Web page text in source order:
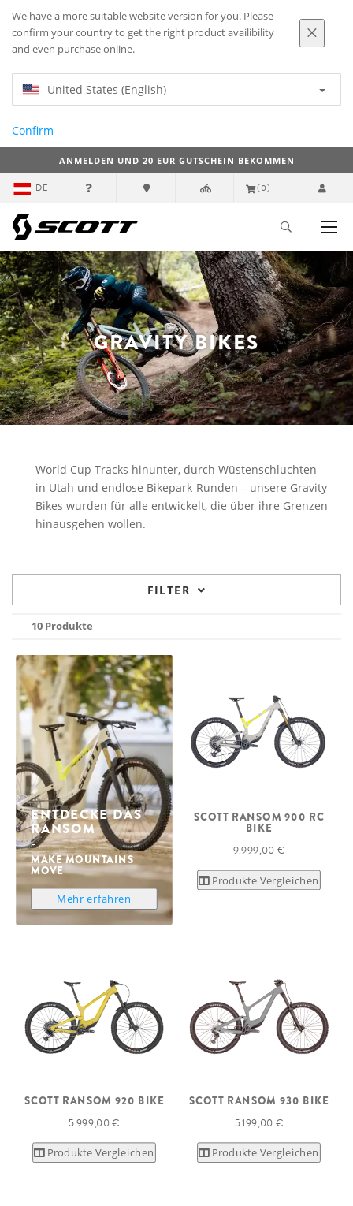
We have a more suitable website version for you. Please
confirm your country to get the right product availibility
and even purchase online.
United States (English)
Confirm
ANMELDEN UND 20 EUR GUTSCHEIN BEKOMMEN
DE (0)
GRAVITY BIKES
World Cup Tracks hinunter, durch Wüstenschluchten
in Utah und endlose Bikepark-Runden – unsere Gravity
Bikes wurden für alle entwickelt, die über ihre Grenzen
hinausgehen wollen.
FILTER
10 Produkte
ENTDECKE DAS
RANSOM
MAKE MOUNTAINS
MOVE
Mehr erfahren
SCOTT RANSOM 900 RC
BIKE
9.999,00 €
Produkte Vergleichen
SCOTT RANSOM 920 BIKE
5.999,00 €
Produkte Vergleichen
SCOTT RANSOM 930 BIKE
5.199,00 €
Produkte Vergleichen